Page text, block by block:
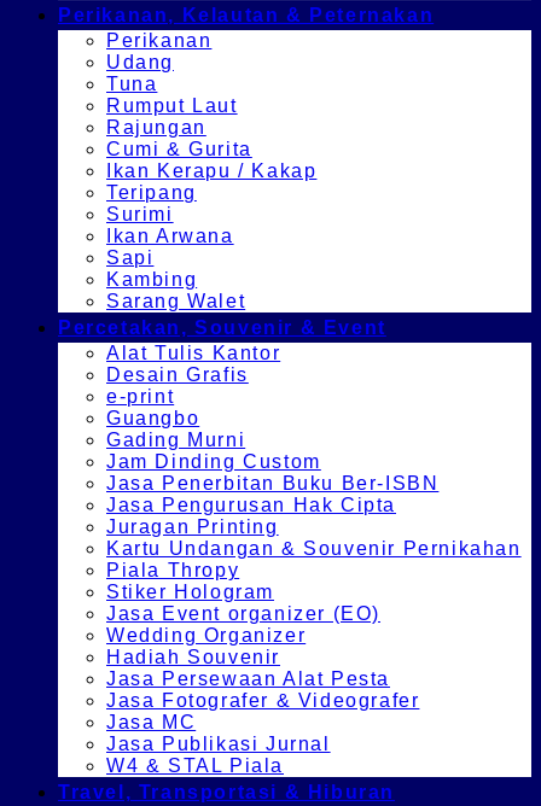
Perikanan, Kelautan & Peternakan
Perikanan
Udang
Tuna
Rumput Laut
Rajungan
Cumi & Gurita
Ikan Kerapu / Kakap
Teripang
Surimi
Ikan Arwana
Sapi
Kambing
Sarang Walet
Percetakan, Souvenir & Event
Alat Tulis Kantor
Desain Grafis
e-print
Guangbo
Gading Murni
Jam Dinding Custom
Jasa Penerbitan Buku Ber-ISBN
Jasa Pengurusan Hak Cipta
Juragan Printing
Kartu Undangan & Souvenir Pernikahan
Piala Thropy
Stiker Hologram
Jasa Event organizer (EO)
Wedding Organizer
Hadiah Souvenir
Jasa Persewaan Alat Pesta
Jasa Fotografer & Videografer
Jasa MC
Jasa Publikasi Jurnal
W4 & STAL Piala
Travel, Transportasi & Hiburan